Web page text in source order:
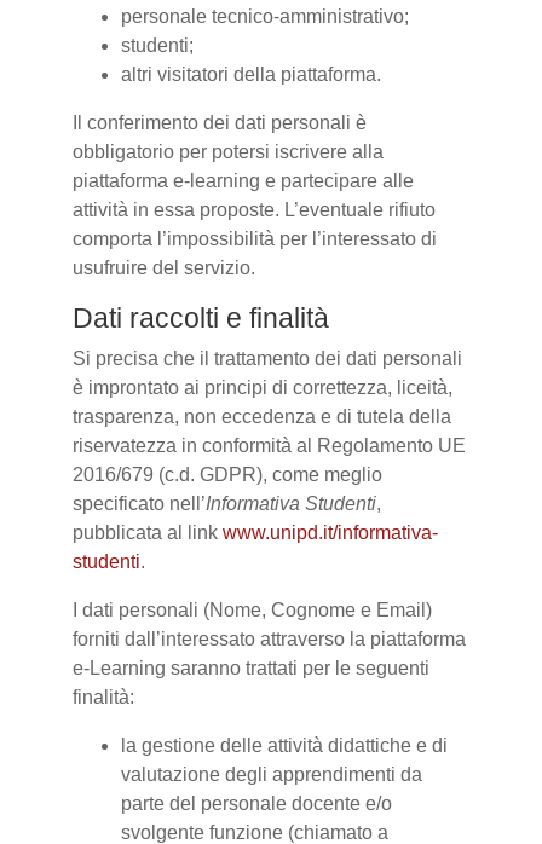
personale tecnico-amministrativo;
studenti;
altri visitatori della piattaforma.
Il conferimento dei dati personali è
obbligatorio per potersi iscrivere alla
piattaforma e-learning e partecipare alle
attività in essa proposte. L’eventuale rifiuto
comporta l’impossibilità per l’interessato di
usufruire del servizio.
Dati raccolti e finalità
Si precisa che il trattamento dei dati personali
è improntato ai principi di correttezza, liceità,
trasparenza, non eccedenza e di tutela della
riservatezza in conformità al Regolamento UE
2016/679 (c.d. GDPR), come meglio
specificato nell’Informativa Studenti,
pubblicata al link www.unipd.it/informativa-
studenti.
I dati personali (Nome, Cognome e Email)
forniti dall’interessato attraverso la piattaforma
e-Learning saranno trattati per le seguenti
finalità:
la gestione delle attività didattiche e di
valutazione degli apprendimenti da
parte del personale docente e/o
svolgente funzione (chiamato a